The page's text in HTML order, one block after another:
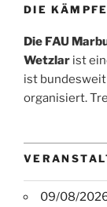
DIE
Die FAU
Wetzlar ist
ist
organisiert.
09/08/2026